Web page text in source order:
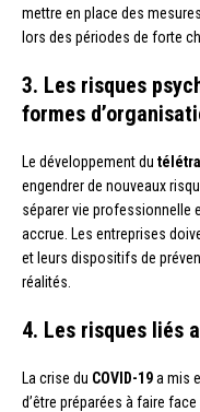
mettre en place des
lors des périodes de forte
3. Les risques
formes
Le développement du
engendrer de nouveaux
séparer vie professionnelle
accrue. Les entreprises
et leurs dispositifs de
réalités.
4. Les risques liés
La crise du COVID-19a mis
d’être préparées à faire